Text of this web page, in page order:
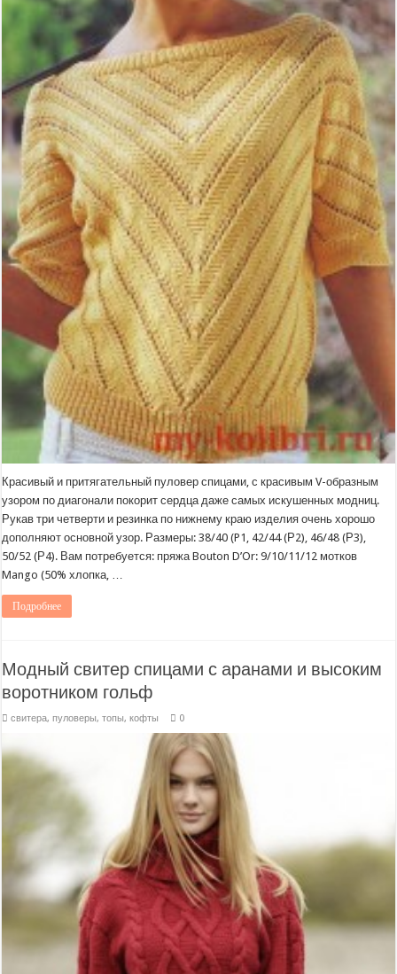
Красивый и притягательный пуловер спицами, с красивым V-образным
узором по диагонали покорит сердца даже самых искушенных модниц.
Рукав три четверти и резинка по нижнему краю изделия очень хорошо
дополняют основной узор. Размеры: 38/40 (P1, 42/44 (Р2), 46/48 (Р3),
50/52 (Р4). Вам потребуется: пряжа Bouton D’Or: 9/10/11/12 мотков
Mango (50% хлопка, …
Подробнее
Модный свитер спицами с аранами и высоким
воротником гольф
свитера, пуловеры, топы, кофты 0